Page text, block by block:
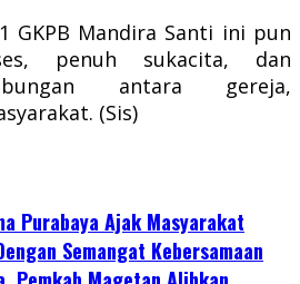
GKPB Mandira Santi ini pun
penuh sukacita, dan
antara gereja,
(Sis)
Purabaya Ajak Masyarakat
Semangat Kebersamaan